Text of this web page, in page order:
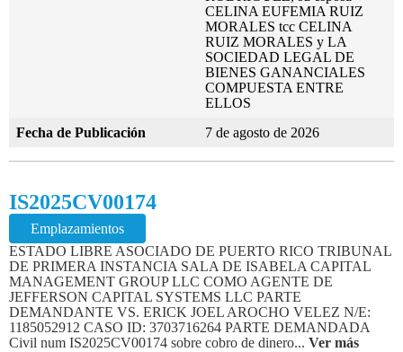
CELINA EUFEMIA RUIZ
MORALES tcc CELINA
RUIZ MORALES y LA
SOCIEDAD LEGAL DE
BIENES GANANCIALES
COMPUESTA ENTRE
ELLOS
Fecha de Publicación
7 de agosto de 2026
IS2025CV00174
Emplazamientos
ESTADO LIBRE ASOCIADO DE PUERTO RICO TRIBUNAL
DE PRIMERA INSTANCIA SALA DE ISABELA CAPITAL
MANAGEMENT GROUP LLC COMO AGENTE DE
JEFFERSON CAPITAL SYSTEMS LLC PARTE
DEMANDANTE VS. ERICK JOEL AROCHO VELEZ N/E:
1185052912 CASO ID: 3703716264 PARTE DEMANDADA
Civil num IS2025CV00174 sobre cobro de dinero... Ver más